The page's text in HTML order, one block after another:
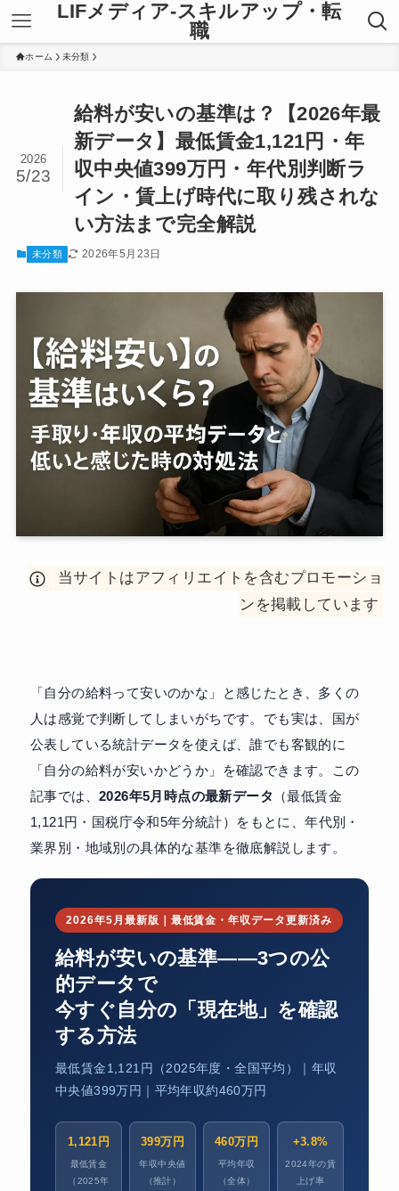
LIFメディア-スキルアップ・転
職
ホーム 未分類
給料が安いの基準は？【2026年最
新データ】最低賃金1,121円・年
収中央値399万円・年代別判断ラ
イン・賃上げ時代に取り残されな
い方法まで完全解説
2026
5/23
未分類 2026年5月23日
当サイトはアフィリエイトを含むプロモーショ
ンを掲載しています
「自分の給料って安いのかな」と感じたとき、多くの
人は感覚で判断してしまいがちです。でも実は、国が
公表している統計データを使えば、誰でも客観的に
「自分の給料が安いかどうか」を確認できます。この
記事では、 2026年5月時点の最新データ
（最低賃金
1,121円・国税庁令和5年分統計）をもとに、年代別・
業界別・地域別の具体的な基準を徹底解説します。
2026年5月最新版｜最低賃金・年収データ更新済み
給料が安いの基準——3つの公
的データで
今すぐ自分の「現在地」を確認
する方法
最低賃金1,121円（2025年度・全国平均）｜年収
中央値399万円｜平均年収約460万円
1,121円
最低賃金
（2025年
399万円
年収中央値
（推計）
460万円
平均年収
（全体）
+3.8%
2024年の賃
上げ率